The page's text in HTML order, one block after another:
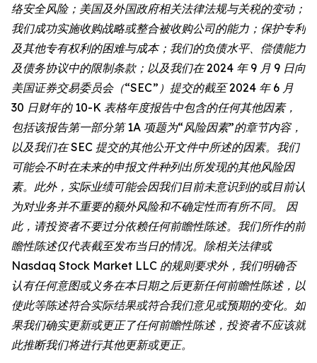
络安全风险；美国及外国政府相关法律法规与关税的变动；
我们成功实施收购战略或整合被收购公司的能力；保护专利
及其他专有权利的困难与成本；我们的负债水平、偿债能力
及债务协议中的限制条款；以及我们在 2024 年 9 月 9 日向
美国证券交易委员会（“SEC”）提交的截至 2024 年 6 月
30 日财年的 10-K 表格年度报告中包含的任何其他因素，
包括该报告第一部分第 1A 项题为“风险因素”的章节内容，
以及我们在 SEC 提交的其他公开文件中所述的因素。我们
可能会不时在未来的申报文件种列出所发现的其他风险因
素。此外，实际业绩可能会因我们目前未意识到的或目前认
为对业务并不重要的额外风险和不确定性而有所不同。 因
此，请投资者不要过分依赖任何前瞻性陈述。我们所作的前
瞻性陈述仅代表截至发布当日的情况。除相关法律或
Nasdaq Stock Market LLC 的规则要求外，我们明确否
认有任何意图或义务在本日期之后更新任何前瞻性陈述，以
使此等陈述符合实际结果或符合我们意见或预期的变化。如
果我们确实更新或更正了任何前瞻性陈述，投资者不应该就
此推断我们将进行其他更新或更正。